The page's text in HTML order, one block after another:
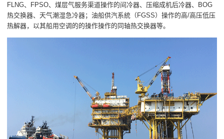
FLNG、FPSO、煤层气服务渠道操作的间冷器、压缩成机后冷器、BOG
热交换器、天气潮湿急冷器；油船供汽系統（FGSS）操作的高/高压低压
热解器，以其船用空调的的操作操作的同轴热交换器等。